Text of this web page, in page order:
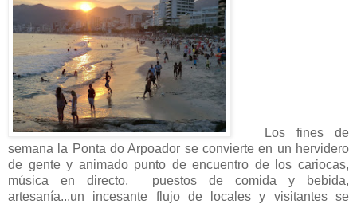
Los fines de
semana la Ponta do Arpoador se convierte en un hervidero
de gente y animado punto de encuentro de los cariocas,
música en directo, puestos de comida y bebida,
artesanía...un incesante flujo de locales y visitantes se